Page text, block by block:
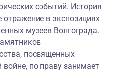
событий. История
отражение в экспозициях
музеев Волгограда.
посвященных
войне, по праву занимает